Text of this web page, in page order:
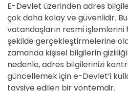
E-Devlet üzerinden adres
çok daha kolay ve güvenlidir.
vatandaşların resmi işlemlerini
şekilde gerçekleştirmelerine
zamanda kişisel bilgilerin
nedenle, adres bilgilerinizi
güncellemek için e-Devlet’i
tavsiye edilen bir yöntemdir.